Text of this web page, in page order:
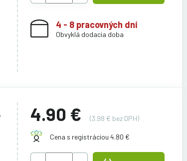
4 - 8 pracovných dní
Obvyklá dodacia doba
4.90 € (3.98 € bez DPH)
Cena s registráciou 4.80 €